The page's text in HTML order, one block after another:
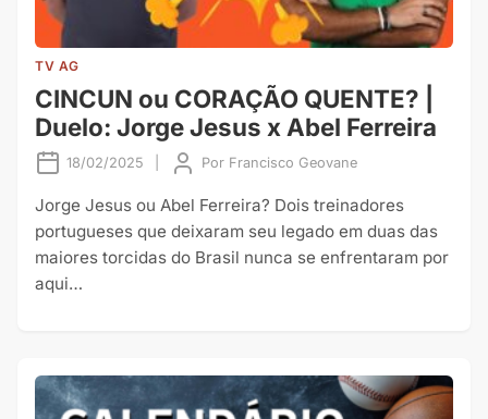
TV AG
CINCUN ou CORAÇÃO QUENTE? |
Duelo: Jorge Jesus x Abel Ferreira
18/02/2025 Por Francisco Geovane
Jorge Jesus ou Abel Ferreira? Dois treinadores
portugueses que deixaram seu legado em duas das
maiores torcidas do Brasil nunca se enfrentaram por
aqui…